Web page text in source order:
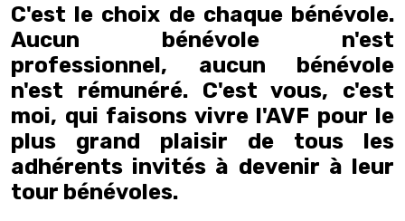
C'est le choix de chaque bénévole.
Aucun bénévole n'est
professionnel, aucun bénévole
n'est rémunéré. C'est vous, c'est
moi, qui faisons vivre l'AVF pour le
plus grand plaisir de tous les
adhérents invités à devenir à leur
tour bénévoles.